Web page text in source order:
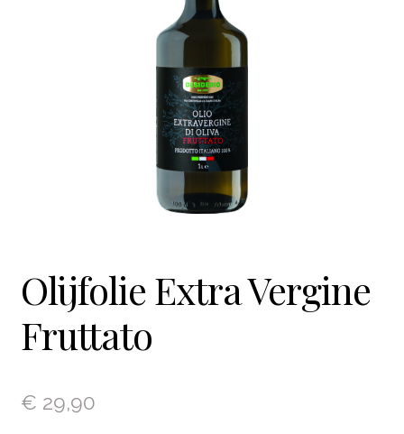
Wijn- en geschenkpakketten
Olijfolie Extra Vergine
Fruttato
€ 29,90